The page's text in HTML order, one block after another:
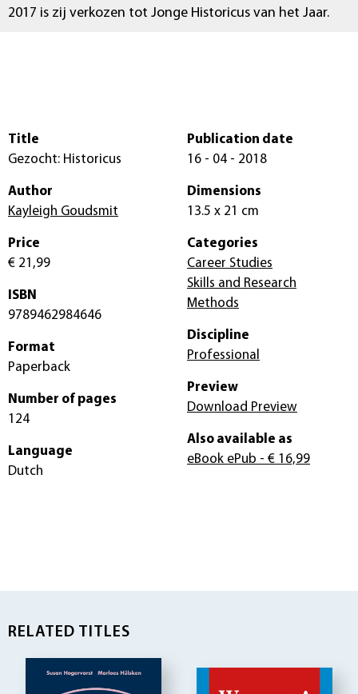
2017 is zij verkozen tot Jonge Historicus van het Jaar.
Title
Gezocht: Historicus
Author
Kayleigh Goudsmit
Price
€ 21,99
ISBN
9789462984646
Format
Paperback
Number of pages
124
Language
Dutch
Publication date
16 - 04 - 2018
Dimensions
13.5 x 21 cm
Categories
Career Studies
Skills and Research
Methods
Discipline
Professional
Preview
Download Preview
Also available as
eBook ePub - € 16,99
RELATED TITLES